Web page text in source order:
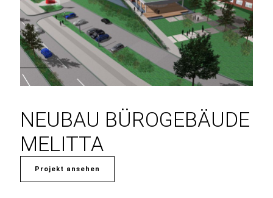
NEUBAU BÜROGEBÄUDE
MELITTA
Projekt ansehen